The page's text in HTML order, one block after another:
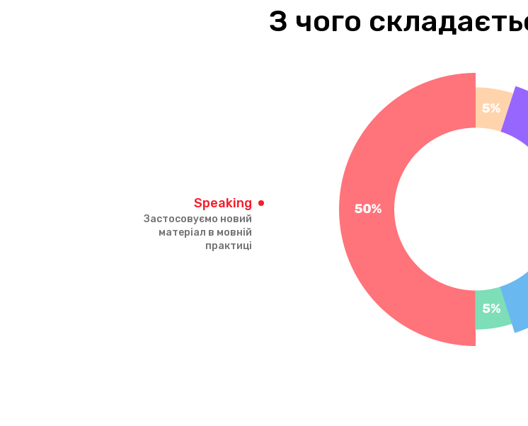
З чого
Speaking
Застосовуємо новий
матеріал в мовній
практиці